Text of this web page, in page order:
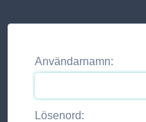
Användarnamn:
Lösenord: